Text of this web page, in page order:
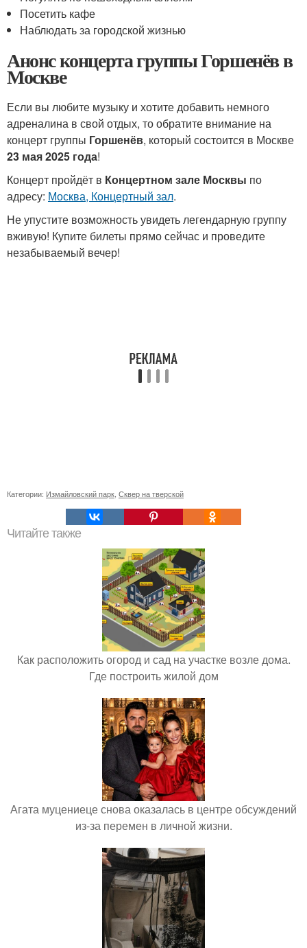
Посетить кафе
Наблюдать за городской жизнью
Анонс концерта группы Горшенёв в
Москве
Если вы любите музыку и хотите добавить немного
адреналина в свой отдых, то обратите внимание на
концерт группы Горшенёв, который состоится в Москве
23 мая 2025 года!
Концерт пройдёт в Концертном зале Москвы по
адресу: Москва, Концертный зал.
Не упустите возможность увидеть легендарную группу
вживую! Купите билеты прямо сейчас и проведите
незабываемый вечер!
Категории: Измайловский парк Сквер на тверской
Читайте также
Как расположить огород и сад на участке возле дома.
Где построить жилой дом
Агата муцениеце снова оказалась в центре обсуждений
из-за перемен в личной жизни.